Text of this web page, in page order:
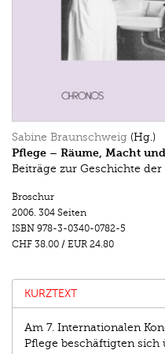
Sabine Braunschweig (Hg.)
Pflege – Räume, Macht
Beiträge zur Geschichte der
Broschur
2006. 304 Seiten
ISBN 978-3-0340-0782-5
CHF 38.00 / EUR 24.80
KURZTEXT
Am 7. Internationalen
Pflege beschäftigten sich